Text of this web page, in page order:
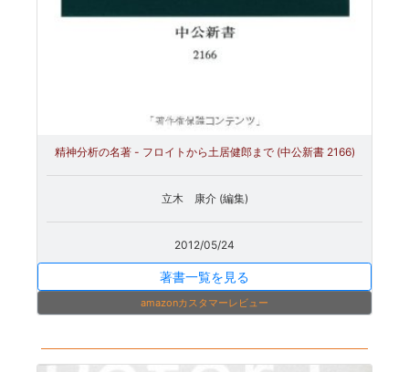
精神分析の名著 - フロイトから土居健郎まで (中公新書 2166)
立木 康介 (編集)
2012/05/24
著書一覧を見る
amazonカスタマーレビュー